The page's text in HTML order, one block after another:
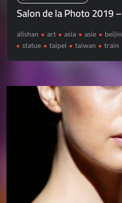
Salon de la Photo 2019
alishan art asia asie
statue
taipei taiwan train